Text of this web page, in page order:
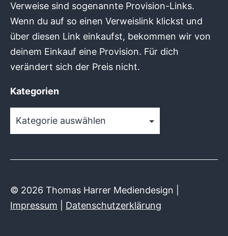
Verweise sind sogenannte Provision-Links.
Wenn du auf so einen Verweislink klickst und
über diesen Link einkaufst, bekommen wir von
deinem Einkauf eine Provision. Für dich
verändert sich der Preis nicht.
Kategorien
Kategorien
© 2026 Thomas Harrer Mediendesign |
Impressum
Datenschutzerklärung